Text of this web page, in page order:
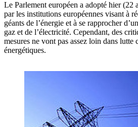
Le Parlement européen a adopté hier (22
par les institutions européennes visant à
géants de l’énergie et à se rapprocher
gaz et de l’électricité. Cependant, des
mesures ne vont pas assez loin dans lutte
énergétiques.